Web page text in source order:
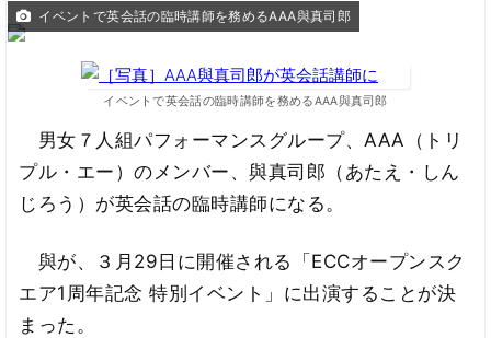
イベントで英会話の臨時講師を務めるAAA與真司郎
イベントで英会話の臨時講師を務めるAAA與真司郎
男女７人組パフォーマンスグループ、AAA（トリ
プル・エー）のメンバー、與真司郎（あたえ・しん
じろう）が英会話の臨時講師になる。
與が、３月29日に開催される「ECCオープンスク
エア1周年記念 特別イベント」に出演することが決
まった。